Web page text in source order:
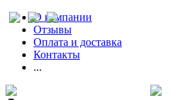
О компании
Отзывы
Оплата и доставка
Контакты
...